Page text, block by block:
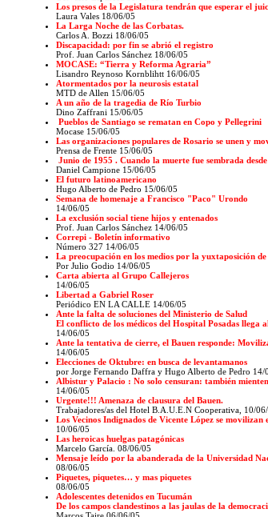
Los presos de la Legislatura tendrán que esperar el
Laura Vales 18/06/05
La Larga Noche de las Corbatas.
Carlos A. Bozzi 18/06/05
Discapacidad: por fin se abrió el registro
Prof. Juan Carlos Sánchez 18/06/05
MOCASE: “Tierra y Reforma Agraria”
Lisandro Reynoso Kornblihtt 16/06/05
Atormentados por la neurosis estatal
MTD de Allen 15/06/05
A un año de la tragedia de Río Turbio
Dino Zaffrani 15/06/05
Pueblos de Santiago se rematan en Copo y Pellegrini
Mocase 15/06/05
Las organizaciones populares de Rosario se unen y
Prensa de Frente 15/06/05
Junio de 1955 . Cuando la muerte fue sembrada
Daniel Campione 15/06/05
El futuro latinoamericano
Hugo Alberto de Pedro 15/06/05
Semana de homenaje a Francisco "Paco" Urondo
14/06/05
La exclusión social tiene hijos y entenados
Prof. Juan Carlos Sánchez 14/06/05
Correpi - Boletín informativo
Número 327 14/06/05
La preocupación en los medios por la yuxtaposición
Por Julio Godio 14/06/05
Carta abierta al Grupo Callejeros
14/06/05
Libertad a Gabriel Roser
Periódico EN LA CALLE 14/06/05
Ante la falta de soluciones del Ministerio de Salud
El conflicto de los médicos del Hospital Posadas llega
14/06/05
Ante la tentativa de cierre, el Bauen responde:
14/06/05
Elecciones de Oktubre: en busca de levantamanos
por Jorge Fernando Daffra y Hugo Alberto de Pedro 14/
Albistur y Palacio : No solo censuran: también mienten
14/06/05
Urgente!!! Amenaza de clausura del Bauen.
Trabajadores/as del Hotel B.A.U.E.N Cooperativa, 10/
Los Vecinos Indignados de Vicente López se movilizan
10/06/05
Las heroicas huelgas patagónicas
Marcelo García. 08/06/05
Mensaje leído por la abanderada de la Universidad
08/06/05
Piquetes, piquetes… y mas piquetes
08/06/05
Adolescentes detenidos en Tucumán
De los campos clandestinos a las jaulas de la